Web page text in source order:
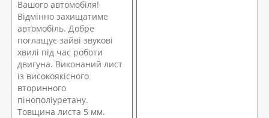
Вашого автомобіля!
Відмінно захищатиме
автомобіль. Добре
поглащує зайві звукові
хвилі під час роботи
двигуна. Виконаний лист
із високоякісного
вторинного
пінополіуретану.
Товщина листа 5 мм.